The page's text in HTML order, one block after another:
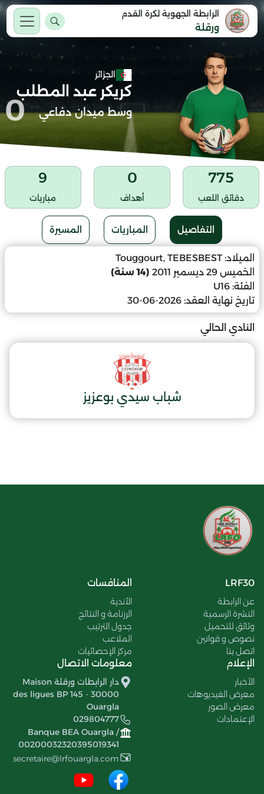
الرابطة الجهوية لكرة القدم
ورقلة
الجزائر
كريكر عبد المطلب
وسط ميدان دفاعي 0
775
دقائق اللعب
0
أهداف
9
مباريات
التفاصيل المباريات المسيرة
الميلاد: Touggourt, TEBESBEST
الخميس 29 ديسمبر 2011
(14 سنة)
الفئة: U16
تاريخ نهاية العقد: 2026-06-30
النادي الحالي
شباب سيدي بوعزيز
LRF30
عن الرابطة
النشرة الرسمية
وثائق للتحميل
نصوص و قوانين
اتصل بنا
المنافسات
الأندية
الرزنامة و النتائج
جدول الترتيب
الملاعب
مركز الإحصائيات
الإعلام
الأخبار
معرض الفيديوهات
معرض الصور
الإعتمادات
معلومات الاتصال
دار الرابطات ورقلة Maison
des ligues BP 145 - 30000
Ouargla
029804777
Banque BEA Ouargla /
00200032320395019341
secretaire@lrfouargla.com